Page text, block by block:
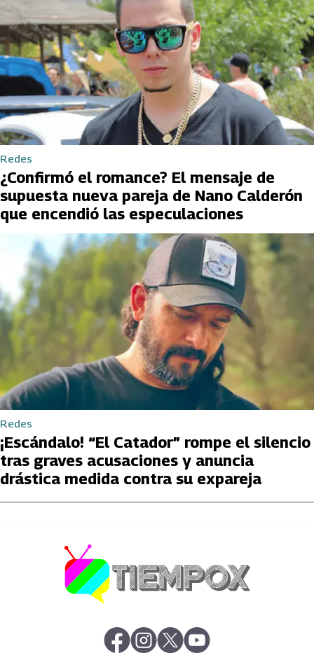
Redes
¿Confirmó el romance? El mensaje de
supuesta nueva pareja de Nano Calderón
que encendió las especulaciones
Redes
¡Escándalo! “El Catador” rompe el silencio
tras graves acusaciones y anuncia
drástica medida contra su expareja
abre en nueva pestaña
abre en nueva pestaña
abre en nueva pestaña